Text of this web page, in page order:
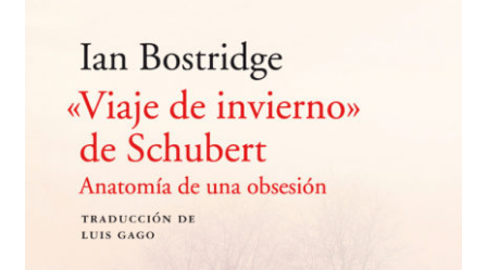
BUSCAR
LISTA DE LIBROS